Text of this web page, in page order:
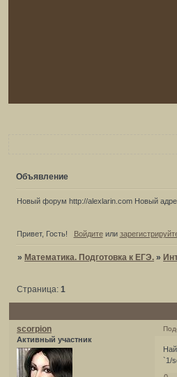
Объявление
Новый форум http://alexlarin.com Новый
Привет, Гость! Войдитеили
»Математика. Подготовка к ЕГЭ. »
Страница: 1
scorpion
Активный участник
`1/